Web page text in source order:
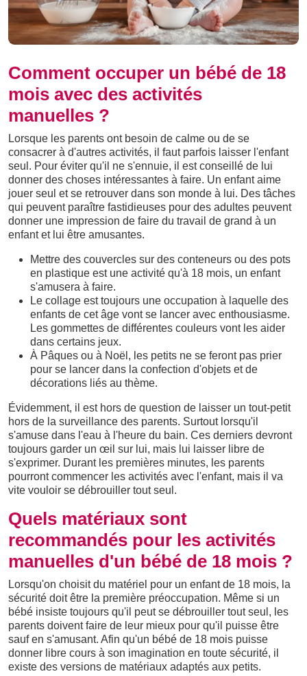
Comment occuper un bébé de 18
mois avec des activités
manuelles ?
Lorsque les parents ont besoin de calme ou de se
consacrer à d'autres activités, il faut parfois laisser l'enfant
seul. Pour éviter qu'il ne s'ennuie, il est conseillé de lui
donner des choses intéressantes à faire. Un enfant aime
jouer seul et se retrouver dans son monde à lui. Des tâches
qui peuvent paraître fastidieuses pour des adultes peuvent
donner une impression de faire du travail de grand à un
enfant et lui être amusantes.
Mettre des couvercles sur des conteneurs ou des pots
en plastique est une activité qu'à 18 mois, un enfant
s'amusera à faire.
Le collage est toujours une occupation à laquelle des
enfants de cet âge vont se lancer avec enthousiasme.
Les gommettes de différentes couleurs vont les aider
dans certains jeux.
À Pâques ou à Noël, les petits ne se feront pas prier
pour se lancer dans la confection d'objets et de
décorations liés au thème.
Évidemment, il est hors de question de laisser un tout-petit
hors de la surveillance des parents. Surtout lorsqu'il
s'amuse dans l'eau à l'heure du bain. Ces derniers devront
toujours garder un œil sur lui, mais lui laisser libre de
s'exprimer. Durant les premières minutes, les parents
pourront commencer les activités avec l'enfant, mais il va
vite vouloir se débrouiller tout seul.
Quels matériaux sont
recommandés pour les activités
manuelles d'un bébé de 18 mois ?
Lorsqu'on choisit du matériel pour un enfant de 18 mois, la
sécurité doit être la première préoccupation. Même si un
bébé insiste toujours qu'il peut se débrouiller tout seul, les
parents doivent faire de leur mieux pour qu'il puisse être
sauf en s'amusant. Afin qu'un bébé de 18 mois puisse
donner libre cours à son imagination en toute sécurité, il
existe des versions de matériaux adaptés aux petits.